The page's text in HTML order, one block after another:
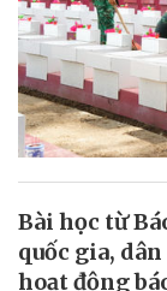
Bài học từ
quốc gia,
hoạt động